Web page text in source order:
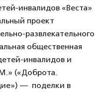
инвалидов «Веста»
проект
развлекательного
общественная
инвалидов и
(«Доброта.
— поделки в